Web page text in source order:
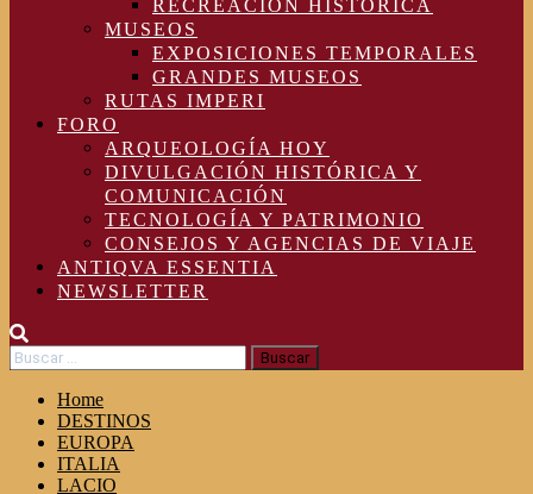
RECREACIÓN HISTÓRICA
MUSEOS
EXPOSICIONES TEMPORALES
GRANDES MUSEOS
RUTAS IMPERI
FORO
ARQUEOLOGÍA HOY
DIVULGACIÓN HISTÓRICA Y
COMUNICACIÓN
TECNOLOGÍA Y PATRIMONIO
CONSEJOS Y AGENCIAS DE VIAJE
ANTIQVA ESSENTIA
NEWSLETTER
Buscar:
Home
DESTINOS
EUROPA
ITALIA
LACIO